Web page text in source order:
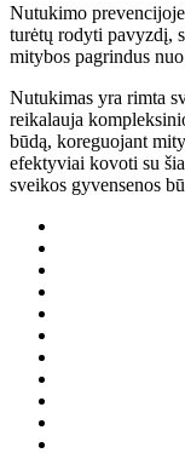
Nutukimo
turėtų rodyti pavyzdį,
mitybos pagrindus
Nutukimas yra rimta
reikalauja
būdą, koreguojant
efektyviai kovoti su
sveikos gyvensenos